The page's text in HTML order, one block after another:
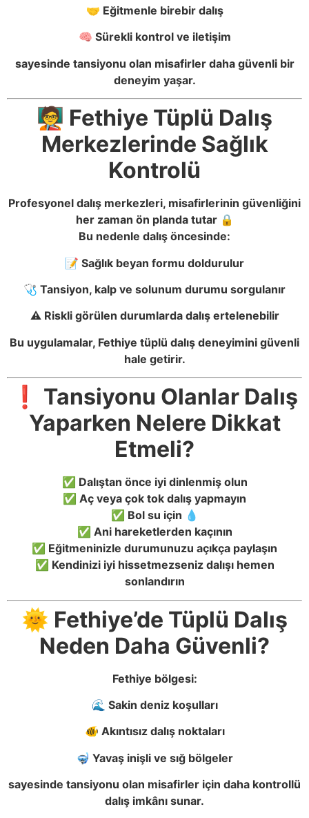
🤝 Eğitmenle birebir dalış
🧠 Sürekli kontrol ve iletişim
sayesinde tansiyonu olan misafirler daha güvenli bir
deneyim yaşar.
🧑‍🏫 Fethiye Tüplü Dalış
Merkezlerinde Sağlık
Kontrolü
Profesyonel dalış merkezleri, misafirlerinin güvenliğini
her zaman ön planda tutar 🔒
Bu nedenle dalış öncesinde:
📝 Sağlık beyan formu doldurulur
🩺 Tansiyon, kalp ve solunum durumu sorgulanır
⚠️ Riskli görülen durumlarda dalış ertelenebilir
Bu uygulamalar, Fethiye tüplü dalış deneyimini güvenli
hale getirir.
❗ Tansiyonu Olanlar Dalış
Yaparken Nelere Dikkat
Etmeli?
✅ Dalıştan önce iyi dinlenmiş olun
✅ Aç veya çok tok dalış yapmayın
✅ Bol su için 💧
✅ Ani hareketlerden kaçının
✅ Eğitmeninizle durumunuzu açıkça paylaşın
✅ Kendinizi iyi hissetmezseniz dalışı hemen
sonlandırın
🌞 Fethiye’de Tüplü Dalış
Neden Daha Güvenli?
Fethiye bölgesi:
🌊 Sakin deniz koşulları
🐠 Akıntısız dalış noktaları
🤿 Yavaş inişli ve sığ bölgeler
sayesinde tansiyonu olan misafirler için daha kontrollü
dalış imkânı sunar.